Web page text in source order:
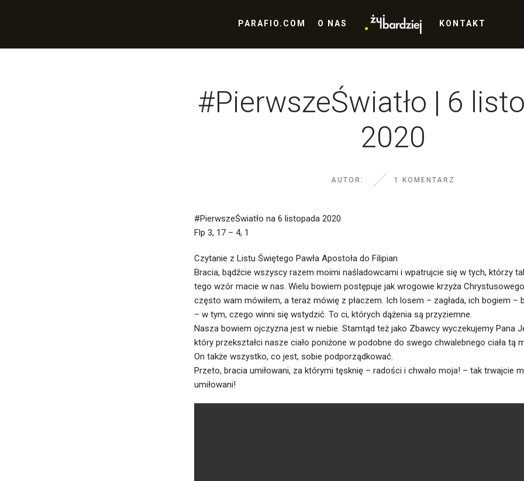
PARAFIO.COM O NAS KONTAKT
#PierwszeŚwiatło | 6
2020
AUTOR: 1 KOMENTARZ
#PierwszeŚwiatło na 6 listopada 2020
Flp 3, 17 – 4, 1
Czytanie z Listu Świętego Pawła Apostoła do Filipian
Bracia, bądźcie wszyscy razem moimi naśladowcami i wpatrujcie się w tych, którzy
tego wzór macie w nas. Wielu bowiem postępuje jak wrogowie krzyża
często wam mówiłem, a teraz mówię z płaczem. Ich losem – zagłada, ich bogiem –
– w tym, czego winni się wstydzić. To ci, których dążenia są przyziemne.
Nasza bowiem ojczyzna jest w niebie. Stamtąd też jako Zbawcy wyczekujemy Pana
który przekształci nasze ciało poniżone w podobne do swego chwalebnego ciała tą
On także wszystko, co jest, sobie podporządkować.
Przeto, bracia umiłowani, za którymi tęsknię – radości i chwało moja! – tak trwajcie
umiłowani!